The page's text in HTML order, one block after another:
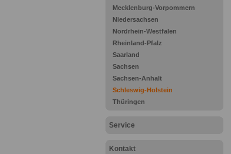
Mecklenburg-Vorpommern
Niedersachsen
Nordrhein-Westfalen
Rheinland-Pfalz
Saarland
Sachsen
Sachsen-Anhalt
Schleswig-Holstein
Thüringen
Service
Kontakt